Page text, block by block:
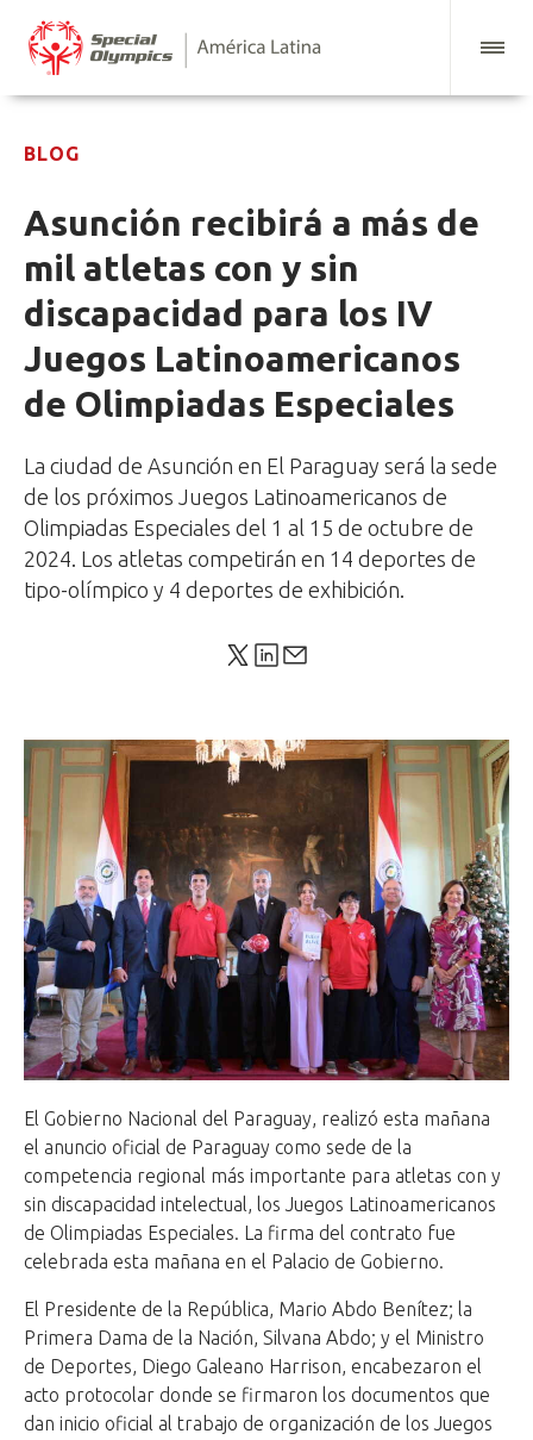
BLOG
Asunción recibirá a más de
mil atletas con y sin
discapacidad para los IV
Juegos Latinoamericanos
de Olimpiadas Especiales
La ciudad de Asunción en El Paraguay será la sede
de los próximos Juegos Latinoamericanos de
Olimpiadas Especiales del 1 al 15 de octubre de
2024. Los atletas competirán en 14 deportes de
tipo-olímpico y 4 deportes de exhibición.
El Gobierno Nacional del Paraguay, realizó esta mañana
el anuncio oficial de Paraguay como sede de la
competencia regional más importante para atletas con y
sin discapacidad intelectual, los Juegos Latinoamericanos
de Olimpiadas Especiales. La firma del contrato fue
celebrada esta mañana en el Palacio de Gobierno.
El Presidente de la República, Mario Abdo Benítez; la
Primera Dama de la Nación, Silvana Abdo; y el Ministro
de Deportes, Diego Galeano Harrison, encabezaron el
acto protocolar donde se firmaron los documentos que
dan inicio oficial al trabajo de organización de los Juegos